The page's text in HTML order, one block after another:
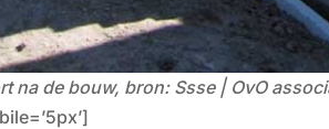
na de bouw, bron: Ssse | OvO